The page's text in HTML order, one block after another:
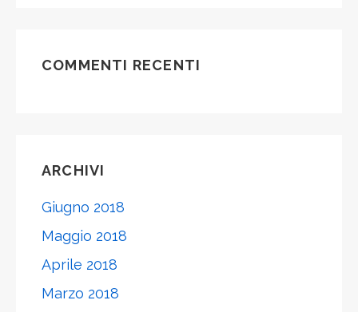
COMMENTI RECENTI
ARCHIVI
Giugno 2018
Maggio 2018
Aprile 2018
Marzo 2018